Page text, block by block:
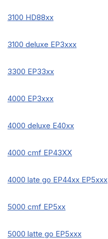
3100 HD88xx
3100 deluxe EP3xxx
3300 EP33xx
4000 EP3xxx
4000 deluxe E40xx
4000 cmf EP43XX
4000 late go EP44xx EP5xxx
5000 cmf EP5xx
5000 latte go EP5xxx